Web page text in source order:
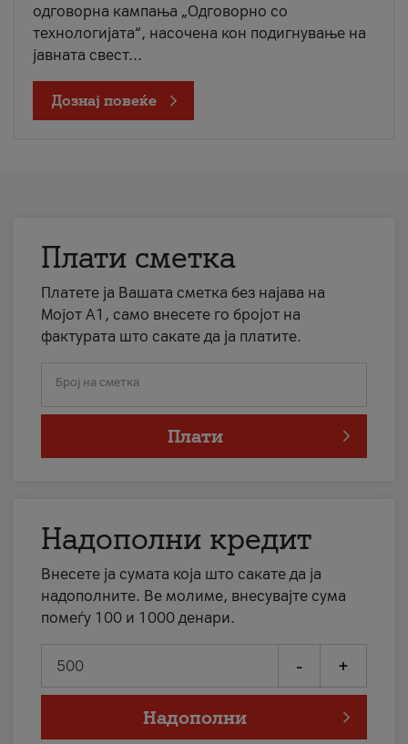
одговорна кампања „Одговорно со
технологијата“, насочена кон подигнување на
јавната свест...
Дознај повеќе
Плати сметка
Платете ја Вашата сметка без најава на
Мојот А1, само внесете го бројот на
фактурата што сакате да ја платите.
Број на сметка
Плати
Надополни кредит
Внесете ја сумата која што сакате да ја
надополните. Ве молиме, внесувајте сума
помеѓу 100 и 1000 денари.
- +
Надополни